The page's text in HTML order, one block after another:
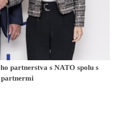
partnerstva s NATO spolu s
partnermi